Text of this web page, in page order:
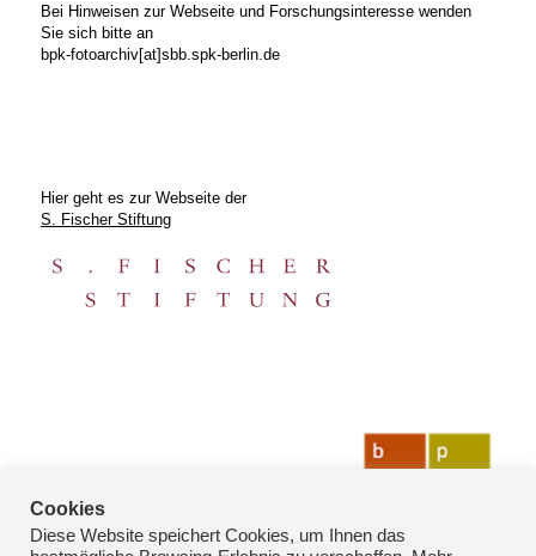
Bei Hinweisen zur Webseite und Forschungsinteresse wenden
Sie sich bitte an
bpk-fotoarchiv[at]sbb.spk-berlin.de
Hier geht es zur Webseite der
S. Fischer Stiftung
Cookies
Diese Website speichert Cookies, um Ihnen das